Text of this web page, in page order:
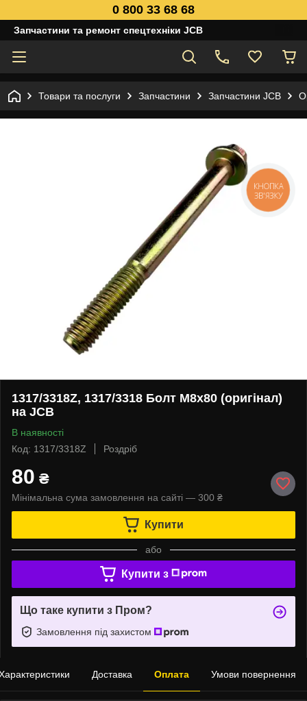
0 800 33 68 68
Запчастини та ремонт спецтехніки JCB
Товари та послуги Запчастини Запчастини JCB
1317/3318Z, 1317/3318 Болт M8x80 (оригінал)
на JCB
В наявності
Код: 1317/3318Z
Роздріб
80 ₴
Мінімальна сума замовлення на сайті — 300 ₴
Купити
або
Купити з
Що таке купити з Пром?
Замовлення під захистом
Доставка Оплата Умови повернення
КНОПКА
ЗВ'ЯЗКУ